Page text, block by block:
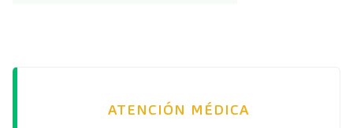
ATENCIÓN MÉDICA